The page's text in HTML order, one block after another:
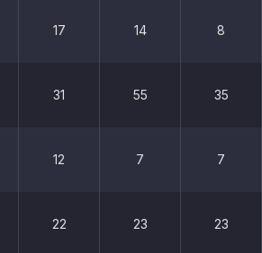
17 14 8
31 55 35
12 7 7
22 23 23